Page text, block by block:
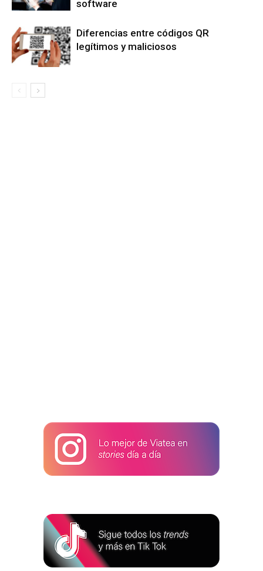
software
Diferencias entre códigos QR
legítimos y maliciosos